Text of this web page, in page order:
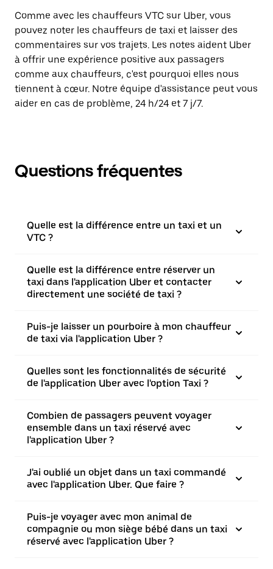
Comme avec les chauffeurs VTC sur Uber, vous
pouvez noter les chauffeurs de taxi et laisser des
commentaires sur vos trajets. Les notes aident Uber
à offrir une expérience positive aux passagers
comme aux chauffeurs, c'est pourquoi elles nous
tiennent à cœur. Notre équipe d'assistance peut vous
aider en cas de problème, 24 h/24 et 7 j/7.
Questions fréquentes
Quelle est la différence entre un taxi et un
VTC ?
Quelle est la différence entre réserver un
taxi dans l'application Uber et contacter
directement une société de taxi ?
Puis-je laisser un pourboire à mon chauffeur
de taxi via l'application Uber ?
Quelles sont les fonctionnalités de sécurité
de l'application Uber avec l'option Taxi ?
Combien de passagers peuvent voyager
ensemble dans un taxi réservé avec
l'application Uber ?
J'ai oublié un objet dans un taxi commandé
avec l'application Uber. Que faire ?
Puis-je voyager avec mon animal de
compagnie ou mon siège bébé dans un taxi
réservé avec l'application Uber ?